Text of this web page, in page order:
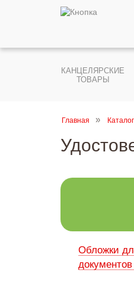
КАНЦЕЛЯРСКИЕ
ТОВАРЫ
Главная Каталог
Обложки